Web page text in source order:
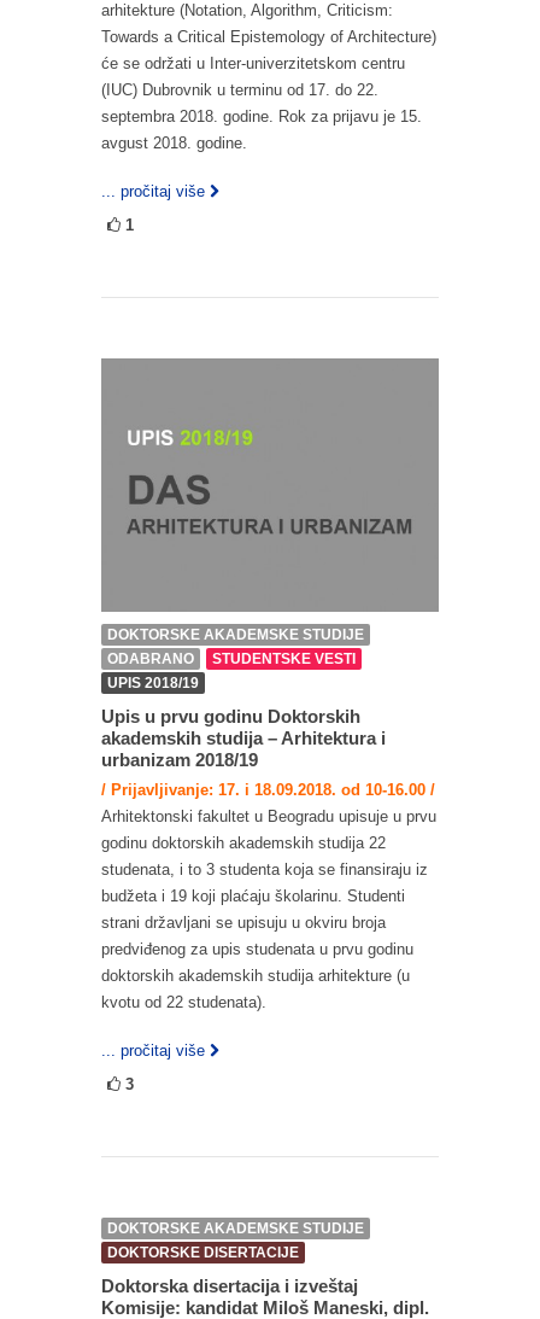
arhitekture (Notation, Algorithm, Criticism:
Towards a Critical Epistemology of Architecture)
će se održati u Inter-univerzitetskom centru
(IUC) Dubrovnik u terminu od 17. do 22.
septembra 2018. godine. Rok za prijavu je 15.
avgust 2018. godine.
... pročitaj više
1
DOKTORSKE AKADEMSKE STUDIJE
ODABRANO
STUDENTSKE VESTI
UPIS 2018/19
Upis u prvu godinu Doktorskih
akademskih studija – Arhitektura i
urbanizam 2018/19
/ Prijavljivanje: 17. i 18.09.2018. od 10-16.00 /
Arhitektonski fakultet u Beogradu upisuje u prvu
godinu doktorskih akademskih studija 22
studenata, i to 3 studenta koja se finansiraju iz
budžeta i 19 koji plaćaju školarinu. Studenti
strani državljani se upisuju u okviru broja
predviđenog za upis studenata u prvu godinu
doktorskih akademskih studija arhitekture (u
kvotu od 22 studenata).
... pročitaj više
3
DOKTORSKE AKADEMSKE STUDIJE
DOKTORSKE DISERTACIJE
Doktorska disertacija i izveštaj
Komisije: kandidat Miloš Maneski, dipl.